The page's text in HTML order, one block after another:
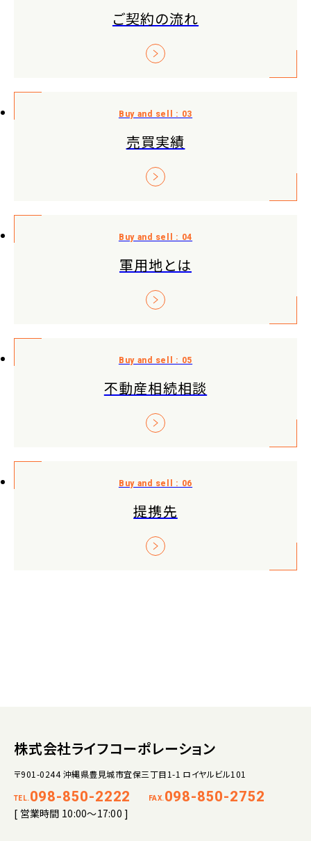
ご契約の流れ
売買実績
軍用地とは
不動産相続相談
提携先
株式会社ライフコーポレーション
〒901-0244 沖縄県豊見城市宜保三丁目1-1 ロイヤルビル101
TEL. 098-850-2222 FAX. 098-850-2752
[ 営業時間 10:00～17:00 ]